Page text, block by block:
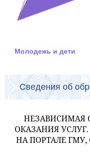
Молодежь и дети
Сведения об
НЕЗАВИСИМАЯ
ОКАЗАНИЯ
НА ПОРТАЛЕ